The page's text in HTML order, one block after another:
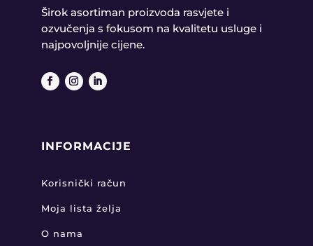
Širok asortiman proizvoda rasvjete i
ozvučenja s fokusom na kvalitetu usluge i
najpovoljnije cijene.
INFORMACIJE
Korisnički račun
Moja lista želja
O nama